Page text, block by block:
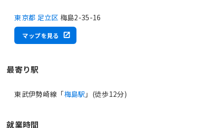
東京都 足立区 梅島2-35-16
マップを見る
最寄り駅
東武伊勢崎線「梅島駅 」(徒歩12分)
就業時間